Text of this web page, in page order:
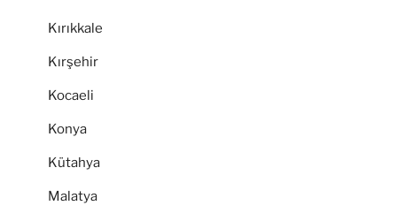
Kırıkkale
Kırşehir
Kocaeli
Konya
Kütahya
Malatya